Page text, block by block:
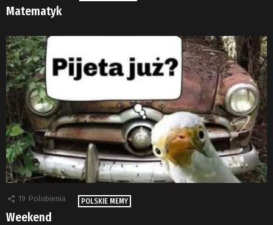
Matematyk
19 Polubienia POLSKIE MEMY
Weekend